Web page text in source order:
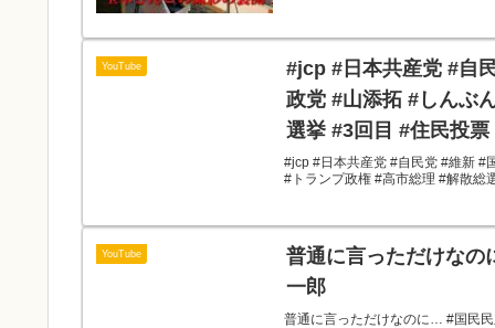
YouTube
#jcp #日本共産党 #自
政党 #山添拓 #しんぶ
選挙 #3回目 #住民投票
#jcp #日本共産党 #自民党 #維新 #
#トランプ政権 #高市総理 #解散総
YouTube
普通に言っただけな
一郎
普通に言っただけなのに… #国民